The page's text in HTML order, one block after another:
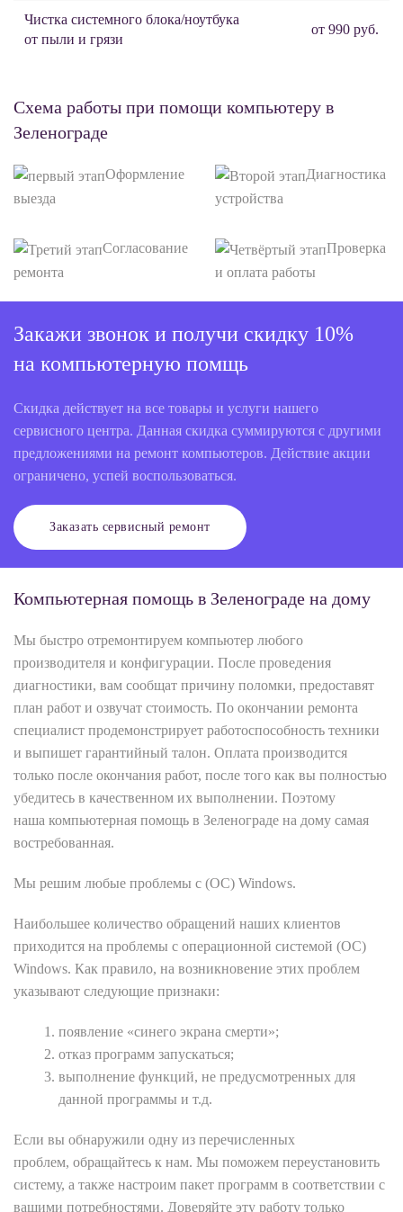
Чистка системного блока/ноутбука
от пыли и грязи
от 990 руб.
Схема работы при помощи компьютеру в
Зеленограде
Оформление
выезда
Диагностика
устройства
Согласование
ремонта
Проверка
и оплата работы
Закажи звонок и получи скидку 10%
на компьютерную помщь
Скидка действует на все товары и услуги нашего
сервисного центра. Данная скидка суммируются с другими
предложениями на ремонт компьютеров. Действие акции
ограничено, успей воспользоваться.
Заказать сервисный ремонт
Компьютерная помощь в Зеленограде на дому
Мы быстро отремонтируем компьютер любого
производителя и конфигурации. После проведения
диагностики, вам сообщат причину поломки, предоставят
план работ и озвучат стоимость. По окончании ремонта
специалист продемонстрирует работоспособность техники
и выпишет гарантийный талон. Оплата производится
только после окончания работ, после того как вы полностью
убедитесь в качественном их выполнении. Поэтому
наша компьютерная помощь в Зеленограде на дому самая
востребованная.
Мы решим любые проблемы с (OC) Windows.
Наибольшее количество обращений наших клиентов
приходится на проблемы с операционной системой (ОС)
Windows. Как правило, на возникновение этих проблем
указывают следующие признаки:
появление «синего экрана смерти»;
отказ программ запускаться;
выполнение функций, не предусмотренных для
данной программы и т.д.
Если вы обнаружили одну из перечисленных
проблем, обращайтесь к нам. Мы поможем переустановить
систему, а также настроим пакет программ в соответствии с
вашими потребностями. Доверяйте эту работу только